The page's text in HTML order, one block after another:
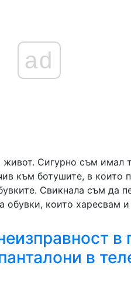
ad
Сигурно съм имал
към ботушите, в които
Свикнала съм да
които харесвам и
в
в